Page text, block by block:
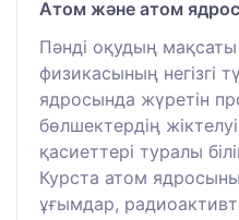
Атом және атом
Пәнді оқудың
физикасының негізгі
ядросында жүретін
бөлшектердің
қасиеттері туралы
Курста атом
ұғымдар,